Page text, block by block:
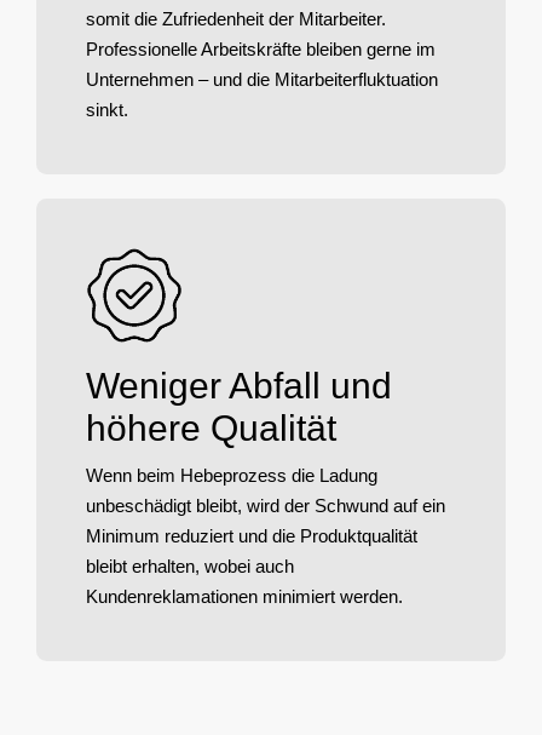
somit die Zufriedenheit der Mitarbeiter.
Professionelle Arbeitskräfte bleiben gerne im
Unternehmen – und die Mitarbeiterfluktuation
sinkt.
Weniger Abfall und
höhere Qualität
Wenn beim Hebeprozess die Ladung
unbeschädigt bleibt, wird der Schwund auf ein
Minimum reduziert und die Produktqualität
bleibt erhalten, wobei auch
Kundenreklamationen minimiert werden.